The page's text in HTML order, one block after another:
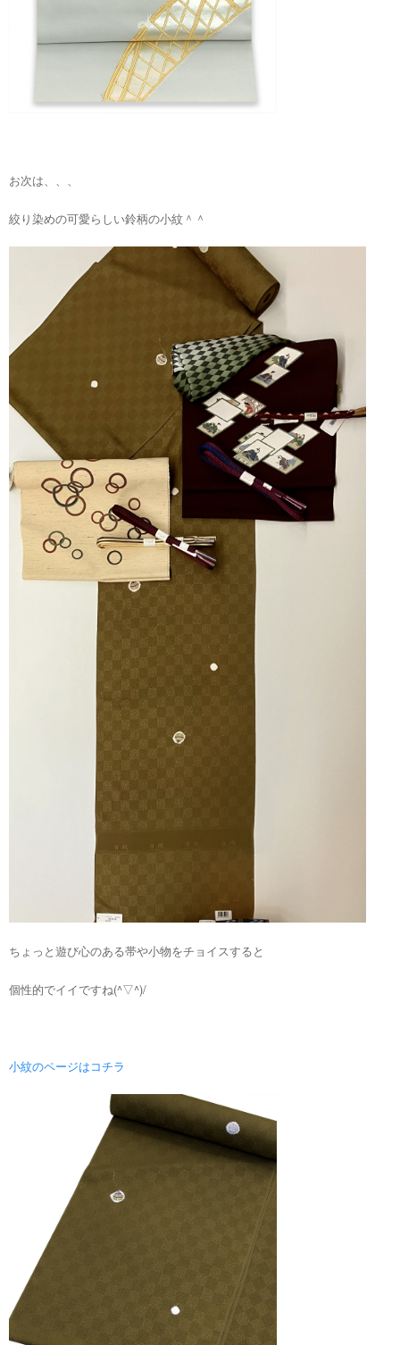
お次は、、、
絞り染めの可愛らしい鈴柄の小紋＾＾
ちょっと遊び心のある帯や小物をチョイスすると
個性的でイイですね(^▽^)/
小紋のページはコチラ